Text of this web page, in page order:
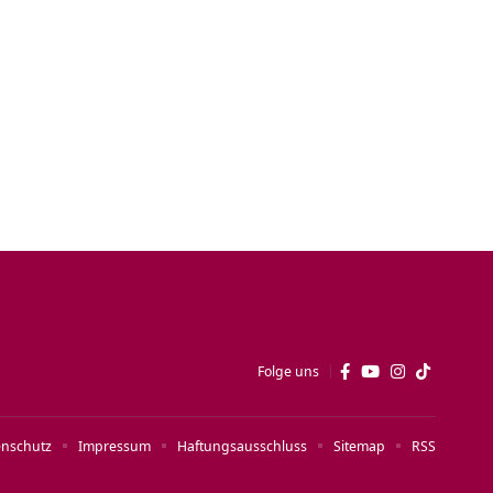
Folge uns
Impressum Haftungsausschluss Sitemap RSS